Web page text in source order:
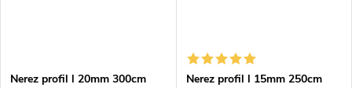
Nerez profil l 20mm 300cm Nerez profil l 15mm 250cm